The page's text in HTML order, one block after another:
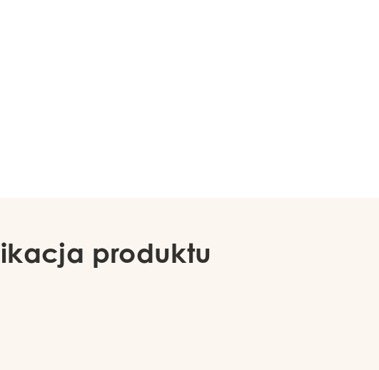
produktu